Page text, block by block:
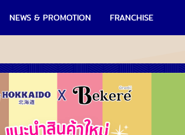
NEWS & PROMOTION FRANCHISE